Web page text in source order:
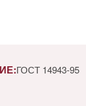
ГОСТ 14943-95